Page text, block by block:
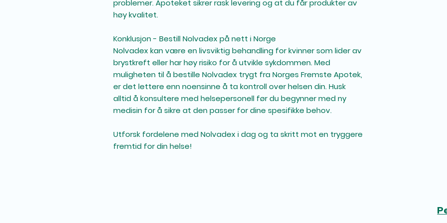
problemer. Apoteket sikrer rask levering og at du får produkter av
høy kvalitet.
Konklusjon - Bestill Nolvadex på nett i Norge
Nolvadex kan være en livsviktig behandling for kvinner som lider av
brystkreft eller har høy risiko for å utvikle sykdommen. Med
muligheten til å bestille Nolvadex trygt fra Norges Fremste Apotek,
er det lettere enn noensinne å ta kontroll over helsen din. Husk
alltid å konsultere med helsepersonell før du begynner med ny
medisin for å sikre at den passer for dine spesifikke behov.
Utforsk fordelene med Nolvadex i dag og ta skritt mot en tryggere
fremtid for din helse!